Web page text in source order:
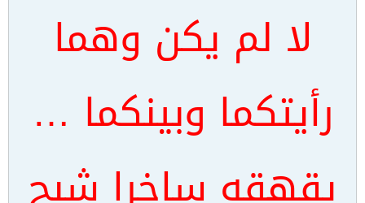
لا لم يكن وهما
رأيتكما وبينكما …
يقهقه ساخرا شبح